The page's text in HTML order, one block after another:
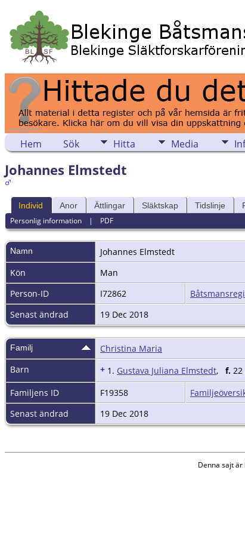
Hem Sök Hitta Media
Johannes Elmstedt
Individ Anor Ättlingar Släktskap Tidslinje
Personlig information | PDF
Namn Johannes Elmstedt
Kön
Man
Person-ID
I72862
Senast ändrad
19 Dec 2018
Familj
Christina Maria
Barn
+ 1. Gustava Juliana Elmstedt, f.
Familjens ID
F19358
Senast ändrad
19 Dec 2018
Denna sajt